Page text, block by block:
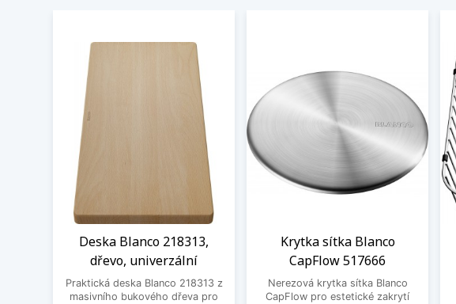
Deska Blanco 218313,
dřevo, univerzální
Praktická deska Blanco 218313 z
masivního bukového dřeva pro
Krytka sítka Blanco
CapFlow 517666
Nerezová krytka sítka Blanco
CapFlow pro estetické zakrytí